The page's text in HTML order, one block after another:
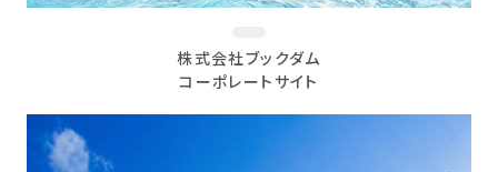
株式会社ブックダム
コーポレートサイト